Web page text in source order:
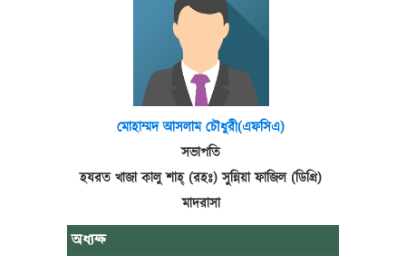
মোহাম্মদ আসলাম চৌধুরী(এফসিএ)
সভাপতি
হযরত খাজা কালু শাহ্ (রহঃ) সুন্নিয়া ফাজিল (ডিগ্রি)
মাদরাসা
অধ্যক্ষ